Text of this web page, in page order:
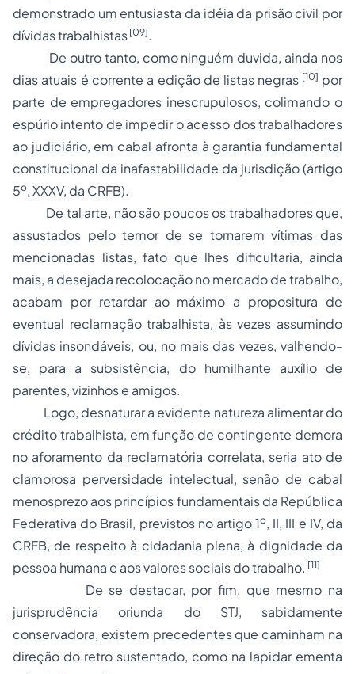
demonstrado um entusiasta da idéia da prisão civil por
dívidas trabalhistas [09].
De outro tanto, como ninguém duvida, ainda nos
dias atuais é corrente a edição de listas negras [10] por
parte de empregadores inescrupulosos, colimando o
espúrio intento de impedir o acesso dos trabalhadores
ao judiciário, em cabal afronta à garantia fundamental
constitucional da inafastabilidade da jurisdição (artigo
5o, XXXV, da CRFB).
De tal arte, não são poucos os trabalhadores que,
assustados pelo temor de se tornarem vítimas das
mencionadas listas, fato que lhes dificultaria, ainda
mais, a desejada recolocação no mercado de trabalho,
acabam por retardar ao máximo a propositura de
eventual reclamação trabalhista, às vezes assumindo
dívidas insondáveis, ou, no mais das vezes, valhendo-
se, para a subsistência, do humilhante auxílio de
parentes, vizinhos e amigos.
Logo, desnaturar a evidente natureza alimentar do
crédito trabalhista, em função de contingente demora
no aforamento da reclamatória correlata, seria ato de
clamorosa perversidade intelectual, senão de cabal
menosprezo aos princípios fundamentais da República
Federativa do Brasil, previstos no artigo 1o, II, III e IV, da
CRFB, de respeito à cidadania plena, à dignidade da
pessoa humana e aos valores sociais do trabalho. [11]
De se destacar, por fim, que mesmo na
jurisprudência oriunda do STJ, sabidamente
conservadora, existem precedentes que caminham na
direção do retro sustentado, como na lapidar ementa